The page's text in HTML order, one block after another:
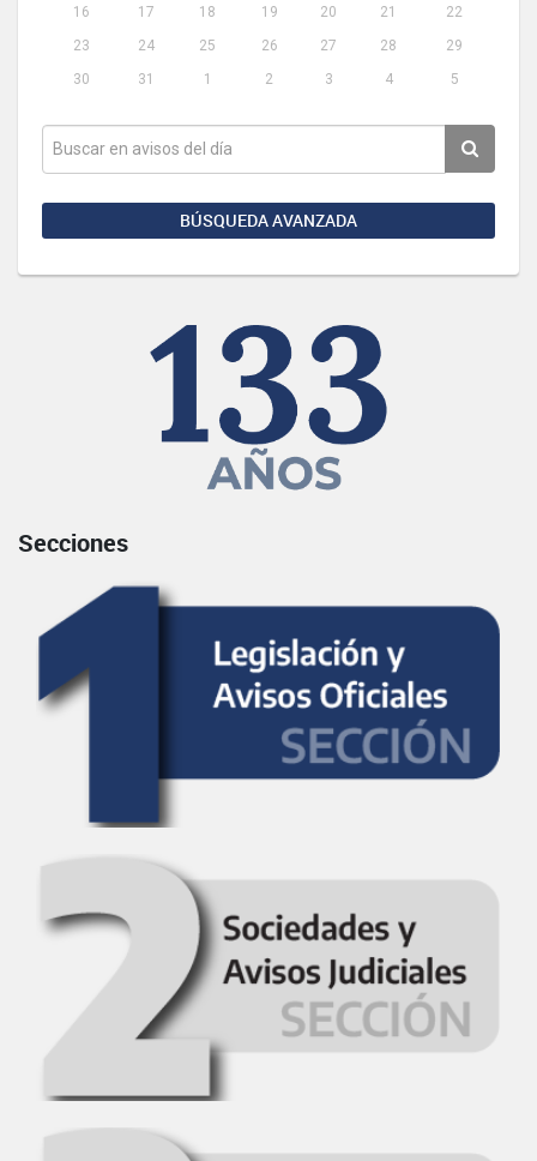
16
17 18 19 20 21
22
23
24 25 26 27 28
29
30
31 1 2 3 4 5
BÚSQUEDA AVANZADA
Secciones